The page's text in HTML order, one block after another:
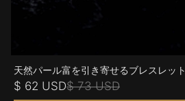
天然パール富を引き寄せるブレスレット
$ 62 USD$ 73 USD